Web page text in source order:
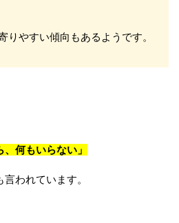
りやすい傾向もあるようです。
、何もいらない」
われています。